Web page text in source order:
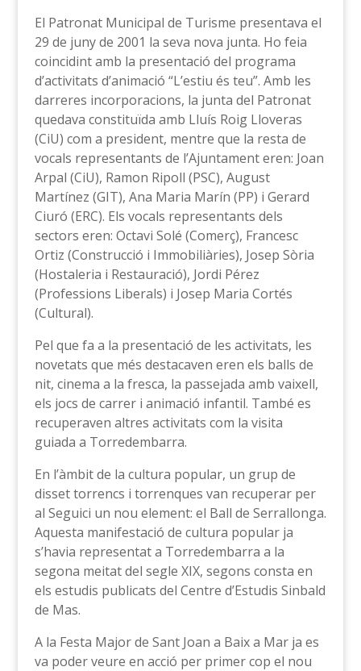
El Patronat Municipal de Turisme presentava el
29 de juny de 2001 la seva nova junta. Ho feia
coincidint amb la presentació del programa
d’activitats d’animació “L’estiu és teu”. Amb les
darreres incorporacions, la junta del Patronat
quedava constituïda amb Lluís Roig Lloveras
(CiU) com a president, mentre que la resta de
vocals representants de l’Ajuntament eren: Joan
Arpal (CiU), Ramon Ripoll (PSC), August
Martínez (GIT), Ana Maria Marín (PP) i Gerard
Ciuró (ERC). Els vocals representants dels
sectors eren: Octavi Solé (Comerç), Francesc
Ortiz (Construcció i Immobiliàries), Josep Sòria
(Hostaleria i Restauració), Jordi Pérez
(Professions Liberals) i Josep Maria Cortés
(Cultural).
Pel que fa a la presentació de les activitats, les
novetats que més destacaven eren els balls de
nit, cinema a la fresca, la passejada amb vaixell,
els jocs de carrer i animació infantil. També es
recuperaven altres activitats com la visita
guiada a Torredembarra.
En l’àmbit de la cultura popular, un grup de
disset torrencs i torrenques van recuperar per
al Seguici un nou element: el Ball de Serrallonga.
Aquesta manifestació de cultura popular ja
s’havia representat a Torredembarra a la
segona meitat del segle XIX, segons consta en
els estudis publicats del Centre d’Estudis Sinbald
de Mas.
A la Festa Major de Sant Joan a Baix a Mar ja es
va poder veure en acció per primer cop el nou